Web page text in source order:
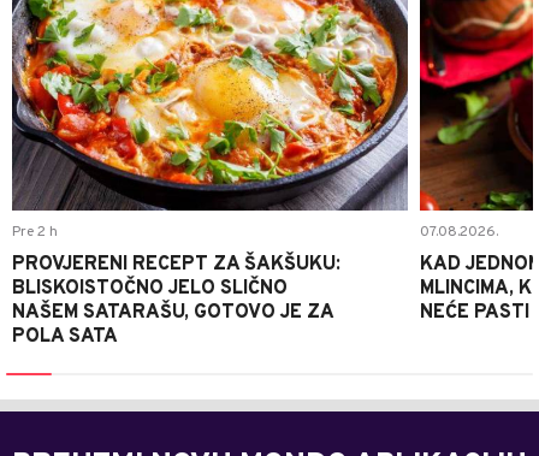
Pre 2 h
PROVJERENI RECEPT ZA ŠAKŠUKU:
BLISKOISTOČNO JELO SLIČNO
NAŠEM SATARAŠU, GOTOVO JE ZA
POLA SATA
07.08.2026.
KAD
MLINCIMA,
NEĆE PASTI